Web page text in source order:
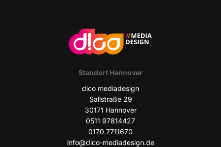
Stand­ort Hannover
dico media­de­sign
Sall­stra­ße 29
30171 Han­no­ver
0511 97814427
0170 7711670
info@dico-mediadesign.de